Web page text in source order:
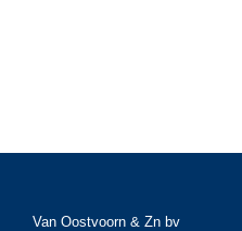
Van Oostvoorn & Zn bv